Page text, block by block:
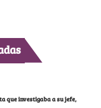
que investigaba a su jefe,